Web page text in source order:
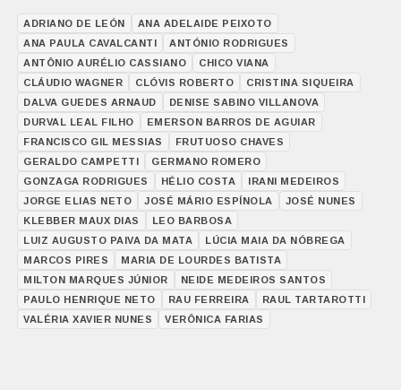
ADRIANO DE LEÓN
ANA ADELAIDE PEIXOTO
ANA PAULA CAVALCANTI
ANTÓNIO RODRIGUES
ANTÔNIO AURÉLIO CASSIANO
CHICO VIANA
CLÁUDIO WAGNER
CLÓVIS ROBERTO
CRISTINA SIQUEIRA
DALVA GUEDES ARNAUD
DENISE SABINO VILLANOVA
DURVAL LEAL FILHO
EMERSON BARROS DE AGUIAR
FRANCISCO GIL MESSIAS
FRUTUOSO CHAVES
GERALDO CAMPETTI
GERMANO ROMERO
GONZAGA RODRIGUES
HÉLIO COSTA
IRANI MEDEIROS
JORGE ELIAS NETO
JOSÉ MÁRIO ESPÍNOLA
JOSÉ NUNES
KLEBBER MAUX DIAS
LEO BARBOSA
LUIZ AUGUSTO PAIVA DA MATA
LÚCIA MAIA DA NÓBREGA
MARCOS PIRES
MARIA DE LOURDES BATISTA
MILTON MARQUES JÚNIOR
NEIDE MEDEIROS SANTOS
PAULO HENRIQUE NETO
RAU FERREIRA
RAUL TARTAROTTI
VALÉRIA XAVIER NUNES
VERÔNICA FARIAS